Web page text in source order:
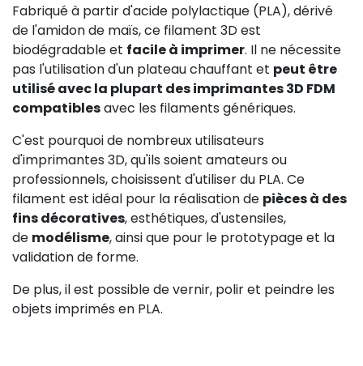
Fabriqué à partir d'acide polylactique (PLA), dérivé
de l'amidon de maïs, ce filament 3D est
biodégradable et facile à imprimer. Il ne nécessite
pas l'utilisation d'un plateau chauffant et peut être
utilisé avec la plupart des imprimantes 3D FDM
compatiblesavec les filaments génériques.
C'est pourquoi de nombreux utilisateurs
d'imprimantes 3D, qu'ils soient amateurs ou
professionnels, choisissent d'utiliser du PLA. Ce
filament est idéal pour la réalisation de pièces à des
fins décoratives, esthétiques, d'ustensiles,
de modélisme, ainsi que pour le prototypage et la
validation de forme.
De plus, il est possible de vernir, polir et peindre les
objets imprimés en PLA.